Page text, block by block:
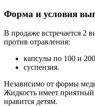
Форма и условия
В продаже встречается 2
против отравления:
капсулы по 100 и
суспензия.
Независимо от формы
Жидкость имеет
нравится детям.